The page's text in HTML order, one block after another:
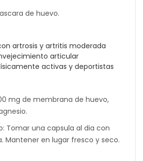
de huevo.
artrosis y artritis moderada
articular
activas y deportistas
mg de membrana de huevo,
Tomar una capsula al dia con
Mantener en lugar fresco y seco.